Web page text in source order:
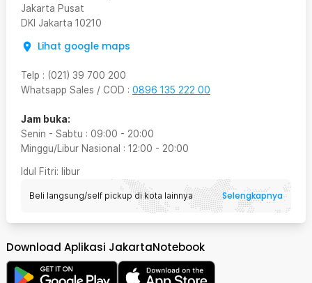
Jakarta Pusat
DKI Jakarta 10210
Lihat google maps
Telp : (021) 39 700 200
Whatsapp Sales / COD : 0896 135 222 00
Jam buka:
Senin - Sabtu : 09:00 - 20:00
Minggu/Libur Nasional : 12:00 - 20:00
Idul Fitri: libur
Beli langsung/self pickup di kota lainnya Selengkapnya
Download Aplikasi JakartaNotebook